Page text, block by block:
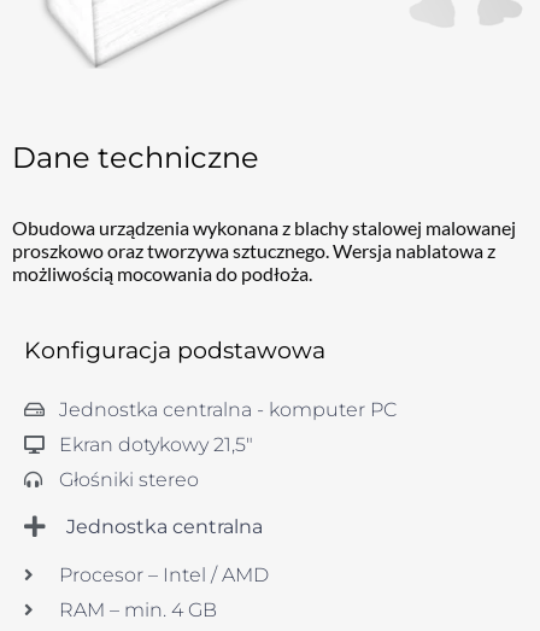
Dane techniczne
Obudowa urządzenia wykonana z blachy stalowej malowanej
proszkowo oraz tworzywa sztucznego. Wersja nablatowa z
możliwością mocowania do podłoża.
Konfiguracja podstawowa
Jednostka centralna - komputer PC
Ekran dotykowy 21,5″
Głośniki stereo
Jednostka centralna
Procesor – Intel / AMD
RAM – min. 4 GB